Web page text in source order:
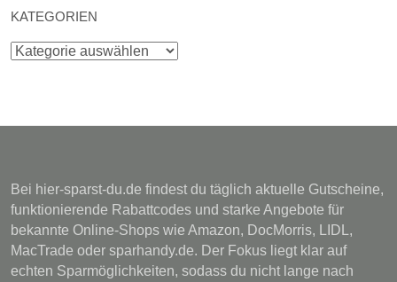
KATEGORIEN
Kategorien
Bei hier-sparst-du.de findest du täglich aktuelle Gutscheine,
funktionierende Rabattcodes und starke Angebote für
bekannte Online-Shops wie Amazon, DocMorris, LIDL,
MacTrade oder sparhandy.de. Der Fokus liegt klar auf
echten Sparmöglichkeiten, sodass du nicht lange nach